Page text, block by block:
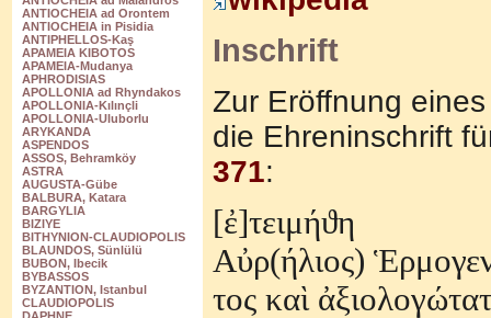
ANTIOCHEIA ad Orontem
ANTIOCHEIA in Pisidia
ANTIPHELLOS-Kaş
APAMEIA KIBOTOS
APAMEIA-Mudanya
APHRODISIAS
APOLLONIA ad Rhyndakos
APOLLONIA-Kılınçli
APOLLONIA-Uluborlu
ARYKANDA
ASPENDOS
ASSOS, Behramköy
ASTRA
AUGUSTA-Gübe
BALBURA, Katara
BARGYLIA
BIZIYE
BITHYNION-CLAUDIOPOLIS
BLAUNDOS, Sünlülü
BUBON, Ibecik
BYBASSOS
BYZANTION, Istanbul
CLAUDIOPOLIS
Inschrift
Zur Eröffnung
die Ehreninschrift
371:
[ἐ]τειμήϑη
Αὐρ(ήλιος) Ἑ
τος καὶ ἀξιολογώ